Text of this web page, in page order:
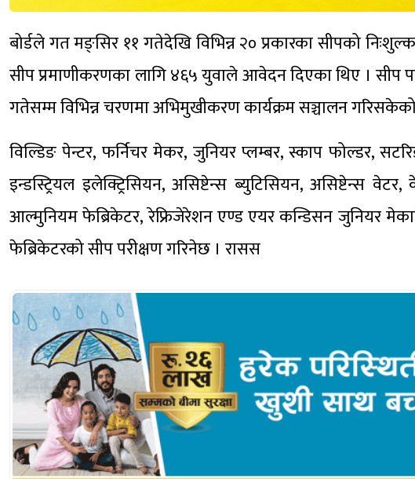
बोर्डले गत मङ्सिर ११ गतेदेखि विभिन्न २० प्रकारका सीपको
सीप प्रमाणीकरणका लागि ४६५ युवाले आवेदन दिएका थिए । सीप
गतेसम्म विभिन्न चरणमा अभिमुखीकरण कार्यक्रम सञ्चालन
विल्डिङ पेन्टर, फर्निचर मेकर, जुनियर प्लम्बर, स्काप फोल्डर,
इन्डस्ट्रियल इलेक्ट्रिसियन, असिष्टेन्स ब्युटिसियन, असिष्टेन्स
आल्मुनियम फेब्रिकेटर, रेफ्रिजेरेशन एण्ड एयर कन्डिसन जुनियर
फेब्रिकेटरको सीप परीक्षण गरिनेछ । रासस